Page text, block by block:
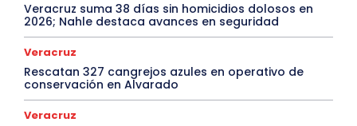
Veracruz suma 38 días sin homicidios dolosos en
2026; Nahle destaca avances en seguridad
Veracruz
Rescatan 327 cangrejos azules en operativo de
conservación en Alvarado
Veracruz